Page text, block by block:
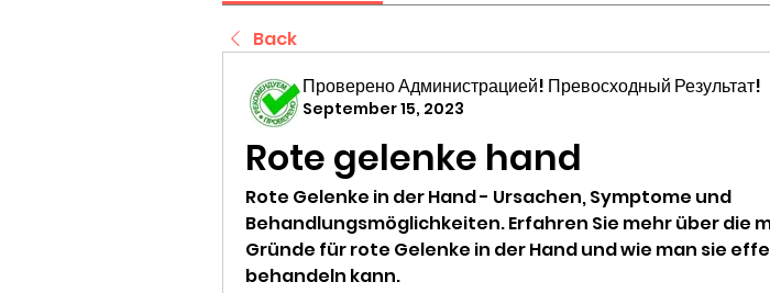
Back
Проверено Администрацией! Превосходный Результат!
September 15, 2023
Rote gelenke hand
Rote Gelenke in der Hand - Ursachen, Symptome und
Behandlungsmöglichkeiten. Erfahren Sie mehr über die
Gründe für rote Gelenke in der Hand und wie man sie
behandeln kann.